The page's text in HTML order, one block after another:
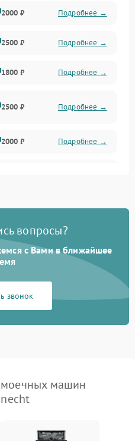
2000 ₽ Подробнее →
2500 ₽ Подробнее →
1800 ₽ Подробнее →
2500 ₽ Подробнее →
2000 ₽ Подробнее →
2100 ₽ Подробнее →
1700 ₽
вопросы?
с Вами в ближайшее
звонок
машин